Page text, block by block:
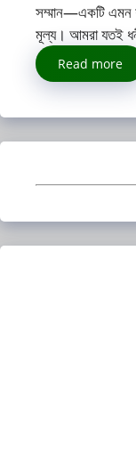
সম্মান—একটি এমন
মূল্য। আমরা যতই
Read more